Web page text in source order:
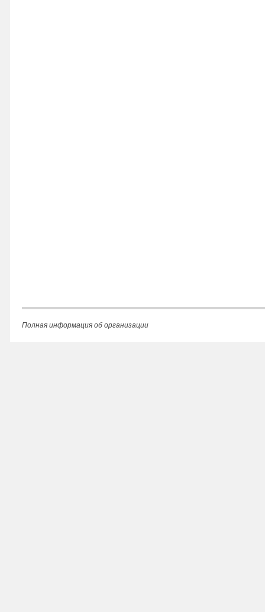
Полная информация об организации